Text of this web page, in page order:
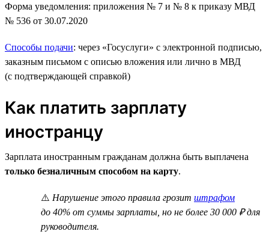
Форма уведомления: приложения № 7 и № 8 к приказу МВД
№ 536 от 30.07.2020
Способы подачи: через «Госуслуги» с электронной подписью,
заказным письмом с описью вложения или лично в МВД
(с подтверждающей справкой)
Как платить зарплату
иностранцу
Зарплата иностранным гражданам должна быть выплачена
только безналичным способом на карту.
⚠️ Нарушение этого правила грозит штрафом
до 40% от суммы зарплаты, но не более 30 000 ₽ для
руководителя.